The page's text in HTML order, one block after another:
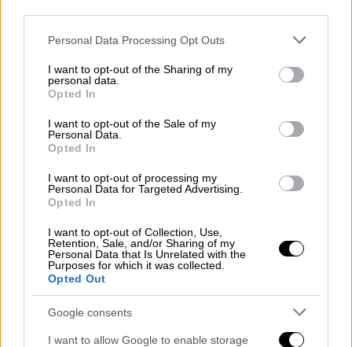
Please note that this website/app uses one or more Google
not limited to your visit or usage behaviour. You may click to
grant or deny consent to Google and its third-party tags to
use your data for below specified purposes in below Google
consent section.
Personal Data Processing Opt Outs
I want to opt-out of the Sharing of my
personal data.
Opted In
I want to opt-out of the Sale of my
Personal Data.
Opted In
I want to opt-out of processing my
Personal Data for Targeted Advertising.
Opted In
I want to opt-out of Collection, Use,
Retention, Sale, and/or Sharing of my
Personal Data that Is Unrelated with the
Purposes for which it was collected.
Opted Out
Google consents
I want to allow Google to enable storage
Τη θεσμοθέτηση της επιστολικής
αποκλειστικά για τους εκλογείς που
βρίσκονται εκτός της χώρας, προτείνει η